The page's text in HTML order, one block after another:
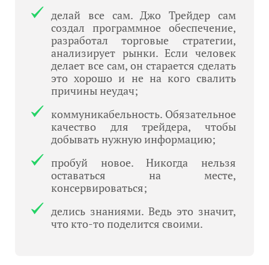
делай все сам. Джо Трейдер сам
создал программное обеспечение,
разработал торговые стратегии,
анализирует рынки. Если человек
делает все сам, он старается сделать
это хорошо и не на кого свалить
причины неудач;
коммуникабельность. Обязательное
качество для трейдера, чтобы
добывать нужную информацию;
пробуй новое. Никогда нельзя
оставаться на месте,
консервироваться;
делись знаниями. Ведь это значит,
что кто-то поделится своими.